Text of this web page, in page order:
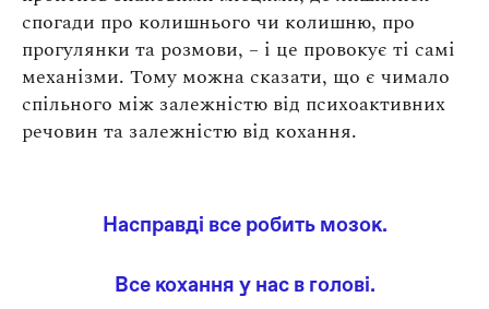
спогади про колишнього чи колишню, про
прогулянки та розмови, – і це провокує ті самі
механізми. Тому можна сказати, що є чимало
спільного між залежністю від психоактивних
речовин та залежністю від кохання.
Насправді все робить мозок.
Все кохання у нас в голові.